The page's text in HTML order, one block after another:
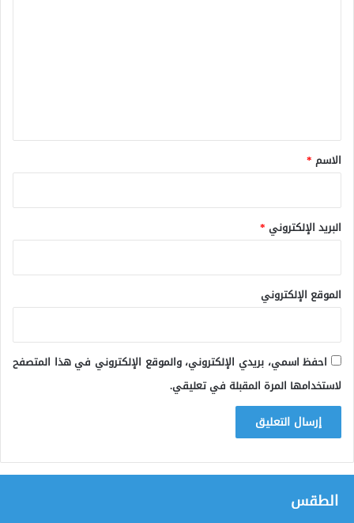
*
الاسم *
البريد الإلكتروني *
الموقع الإلكتروني
احفظ اسمي، بريدي الإلكتروني، والموقع الإلكتروني في هذا المتصفح
لاستخدامها المرة المقبلة في تعليقي.
الطقس